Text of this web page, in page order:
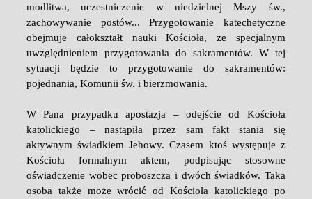
modlitwa, uczestniczenie w niedzielnej Mszy św.,
zachowywanie postów... Przygotowanie katechetyczne
obejmuje całokształt nauki Kościoła, ze specjalnym
uwzględnieniem przygotowania do sakramentów. W tej
sytuacji będzie to przygotowanie do sakramentów:
pojednania, Komunii św. i bierzmowania.
W Pana przypadku apostazja – odejście od Kościoła
katolickiego – nastąpiła przez sam fakt stania się
aktywnym świadkiem Jehowy. Czasem ktoś występuje z
Kościoła formalnym aktem, podpisując stosowne
oświadczenie wobec proboszcza i dwóch świadków. Taka
osoba także może wrócić od Kościoła katolickiego po